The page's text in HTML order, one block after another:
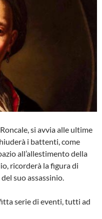
si avvia alle ultime
i battenti, come
all’allestimento della
ricorderà la figura di
suo assassinio.
serie di eventi, tutti ad